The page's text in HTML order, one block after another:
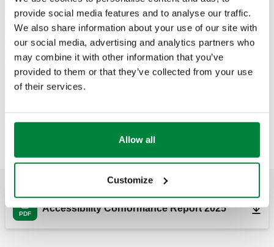
provide social media features and to analyse our traffic.
We also share information about your use of our site with
our social media, advertising and analytics partners who
may combine it with other information that you’ve
provided to them or that they’ve collected from your use
of their services.
Allow all
Customize
punojmë për të përmirësuar aksesueshmërinë e uebsajtit
tonë: ne përditësojmë rregullisht veçoritë ekzistuese,
zhvillojmë të reja dhe vlerësojmë teknologjitë në zhvillim, me
qëllim që të arrijmë nivelin më të lartë të mundshëm të
gjithëpërfshirjes.
Nëse dëshironi të raportoni ndonjë problem aksesi ose të
më poshtë (përditësimi i fundit 22/10/2025):
PDF
Accessibility Conformance Report 2025